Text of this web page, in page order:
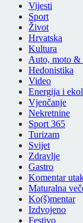
Vijesti
Sport
Život
Hrvatska
Kultura
Auto, moto &
Hedonistika
Video
Energija i
Vjenčanje
Nekretnine
Sport 365
Turizam
Svijet
Zdravlje
Gastro
Komentar
Maturalna
Ko(š)mentar
Izdvojeno
Festivo